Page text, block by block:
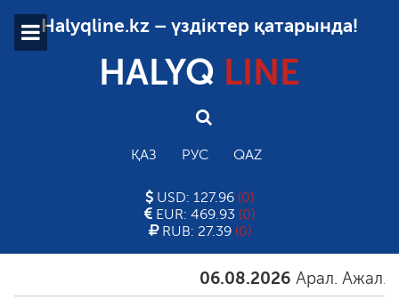
Halyqline.kz – үздіктер қатарында!
HALYQ LINE
ҚАЗ РУС QAZ
USD: 127.96 (0)
EUR: 469.93 (0)
RUB: 27.39 (0)
06.08.2026 Арал. Ажал.